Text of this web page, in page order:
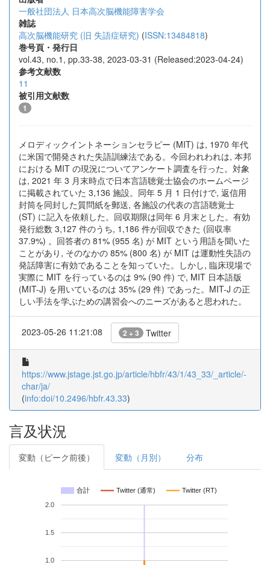
一般社団法人 日本高次脳機能障害学会
雑誌
高次脳機能研究 (旧 失語症研究) (ISSN:13484818)
巻号頁・発行日
vol.43, no.1, pp.33-38, 2023-03-31 (Released:2023-04-24)
参考文献数
11
被引用文献数
1
メロディックイントネーションセラピー (MIT) は, 1970 年代
に米国で開発された失語訓練法である。今回われわれは, 本邦
における MIT の現況についてアンケート調査を行った。対象
は, 2021 年 3 月末時点で日本言語聴覚士協会のホームページ
に掲載されていた 3,136 施設。同年 5 月 1 日付けで, 返信用
封筒を同封した質問紙を郵送, 各施設の代表の言語聴覚士
(ST) に記入を依頼した。回収期限は同年 6 月末とした。有効
発行総数 3,127 件のうち, 1,186 件が回収できた (回収率
37.9%) 。回答者の 81% (955 名) が MIT という用語を聞いた
ことがあり, そのなかの 85% (800 名) が MIT は運動性失語の
発話障害に有効であることを知っていた。しかし, 臨床現場で
実際に MIT を行っているのは 9% (90 件) で, MIT 日本語版
(MIT-J) を用いているのは 35% (29 件) であった。MIT-J の正
しい手法を学ぶための講習会へのニーズがあると思われた。
2023-05-26 11:21:08 2 + 3 Twitter
https://www.jstage.jst.go.jp/article/hbfr/43/1/43_33/_article/-
char/ja/
(info:doi/10.2496/hbfr.43.33)
言及状況
変動（ピーク前後） 変動（月別） 分布
合計 Twitter (通常) Twitter (RT)
1.0
1.5
2.0